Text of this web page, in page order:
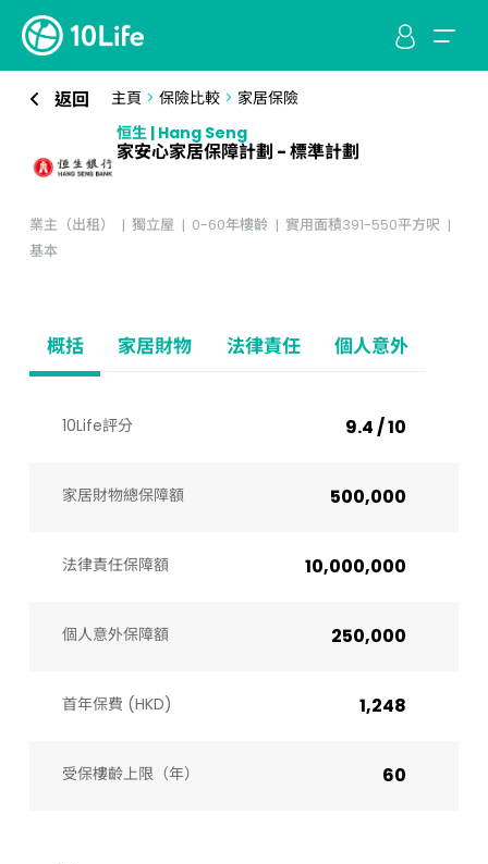
返回 主頁 > 保險比較> 家居保險
恒生 | Hang Seng
家安心家居保障計劃 - 標準計劃
業主（出租） 獨立屋 0-60年樓齡
實用面積391-550平方呎
基本
概括 家居財物 法律責任 個人意外
10Life評分 9.4 / 10
家居財物總保障額 500,000
法律責任保障額 10,000,000
個人意外保障額 250,000
首年保費 (HKD) 1,248
受保樓齡上限（年）​ 60